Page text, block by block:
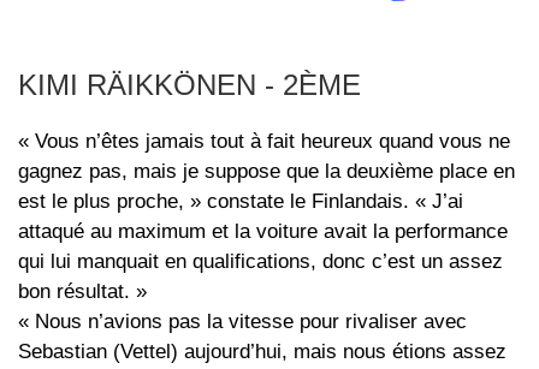
KIMI RÄIKKÖNEN - 2ÈME
« Vous n’êtes jamais tout à fait heureux quand vous ne
gagnez pas, mais je suppose que la deuxième place en
est le plus proche, » constate le Finlandais. « J’ai
attaqué au maximum et la voiture avait la performance
qui lui manquait en qualifications, donc c’est un assez
bon résultat. »
« Nous n’avions pas la vitesse pour rivaliser avec
Sebastian (Vettel) aujourd’hui, mais nous étions assez